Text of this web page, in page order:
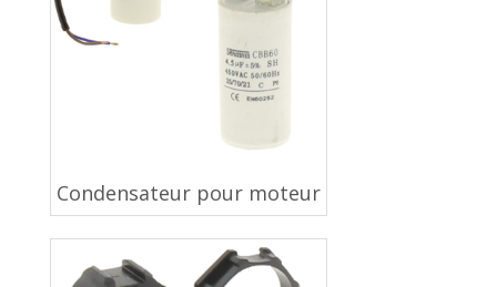
Condensateur pour moteur